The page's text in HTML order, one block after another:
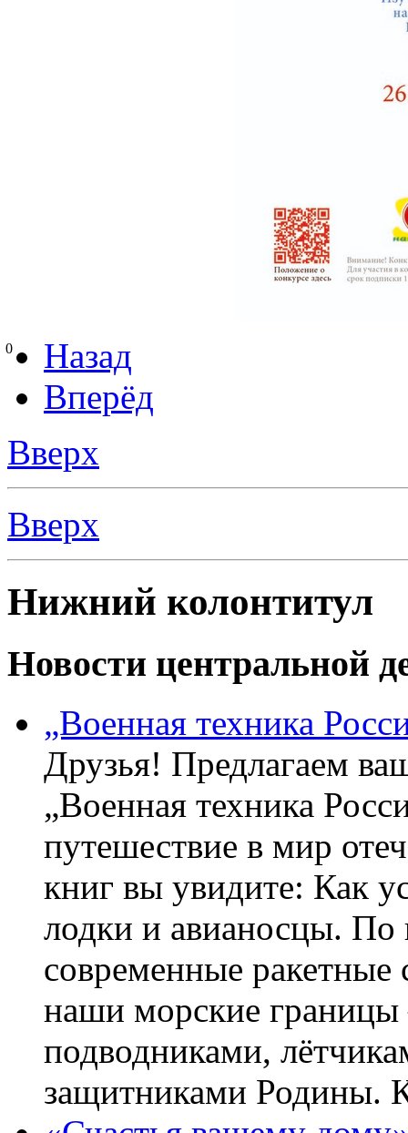
0
Назад
Вперёд
Вверх
Вверх
Нижний колонтитул
Новости центральной
„Военная техника
Друзья! Предлагаем
„Военная техника
путешествие в мир
книг вы увидите: Как
лодки и авианосцы.
современные ракетные
наши морские
подводниками,
защитниками Родины.